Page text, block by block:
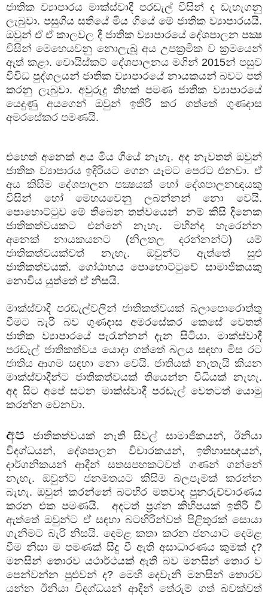
ජාතික ව්‍යාපාරය මාක්ස්වාදී පරඬැල් විසින් ද ඩැහැගනු
ලැබුවා. පසුගිය සතියේ මිය ගියේ මේ ජාතික ව්‍යාපාරයයි.
ඔවුන් ඒ ඒ කාලවල දී ජාතික ව්‍යාපාරයේ දේශපාලන පක්‍ෂ
විසින් මෙහෙයවනු නොලැබූ අය උපක්‍රමික ව ක්‍රමයෙන්
ඈත් කළා. වොයිස්කට් දේශපාලනය මගින් 2015න් පසුව
විවිධ පුද්ගලයන් ජාතික ව්‍යාපාරයේ නායකයන් බවට පත්
කරනු ලැබුවා. අවුරුදු තිහක් පමණ ජාතික ව්‍යාපාරයේ
යෙදුණු අයගෙන් ඔවුන් ඉතිරි කර ගත්තේ ගුණදාස
අමරසේකර පමණයි.
එහෙත් අනෙක් අය මිය ගියේ නැහැ. අද නැවතත් ඔවුන්
ජාතික ව්‍යාපාරය ඉදිරියට ගෙන යෑමට පෙරට එනවා. ඒ
අය කිසිම දේශපාලන පක්‍ෂයක් හෝ දේශපාලනඥයකු
විසින් හෝ මෙහයවෙනු ලබන්නන් නො වෙයි.
පොහොට්ටුව මේ තිබෙන තත්වයෙන් නම් කිසි දිනෙක
ජාතිකත්වයකට එන්නේ නැහැ. මහින්ද හැරෙන්න
අනෙක් නායකයනට (නිලතල දරන්නන්ට) යම්
ජාතිකත්වයක්වත් නැහැ. ඔවුන්ට ඇත්තේ සුළු
ජාතිකත්වයක්. ගෝඨාභය පොහොට්ටුවේ සාමාජිකයකු
නොවිය යුත්තේ ඒ නිසයි.
මාක්ස්වාදී පරඬැල්වලින් ජාතිකත්වයක් බලාපොරොත්තු
වීමට බැරි බව ගුණදාස අමරසේකර කෙසේ වෙතත්
ජාතික ව්‍යාපාරයේ පැරැන්නන් දැන සිටියා. මාක්ස්වාදී
පරඬැල් ජාතිකත්වය යොදා ගත්තේ බලය සඳහා මිස රට
ජාතිය ආගම සඳහා නො වෙයි. ජාතියක් නැතැයි කියන
මාක්ස්වාදීන්ට ජාතිකත්වයක් තියෙන්න විධියක් නැහැ.
අද සිට අපේ සටන මාක්ස්වාදී පරඬැල් වෙතටත් යොමු
කරන්න වෙනවා.
අප
ජාතිකත්වයක් නැති සිවල් සාමාජිකයන්, ඊනියා
විදග්ධයන්, දේශපාලන විචාරකයන්, ඉතිහාසඥයන්,
දාර්ශනිකයන් ආදීන් සතසපහකටවත් ගණන් ගන්නේ
නැහැ. ඔවුන්ට ජනමතයට කිසිම බලපෑමක් කරන්න
බැහැ. ඔවුන් කරන්නේ බටහිර මතවාද පුනරුච්චාරණය
කරන එක පමණයි. අදටත් ප්‍රශ්න කිහිපයක් ඉතිරි වී
ඇත්තේ ඔවුන්ට ඒ සඳහා බටහිරින්වත් පිළිතුරක් සොයා
ගැනීමට බැරි නිසයි. දෙමළ කතා කරන ජනයාට දෙමළ
වීම නිසා ම පමණක් සිදු වී ඇති අසාධාරණය කුමක් ද?
මනසින් තොරව යථාර්ථයක් ඇති බව මනසින් තොර ව
පෙන්වන්න පුළුවන් ද? මෙහි දෙවැනි මනසින් තොරව
යන්න ඊනියා විදග්ධයන් ආදීන් තේරුම් ගත් බවක්වත්